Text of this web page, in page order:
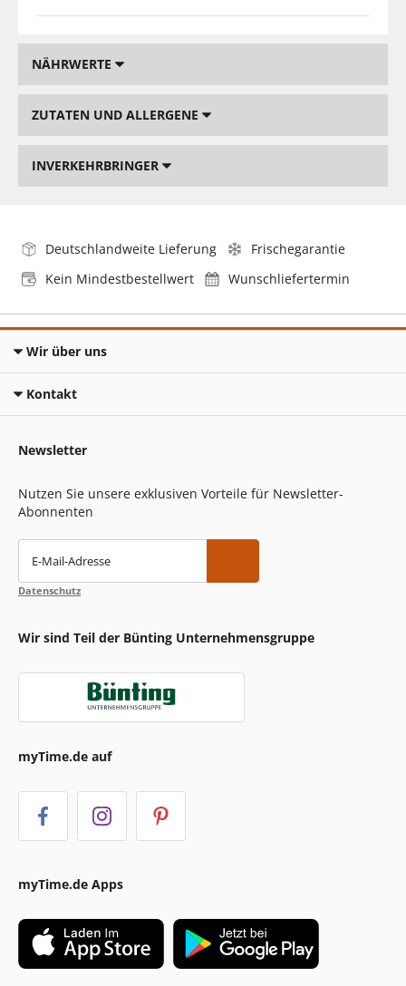
NÄHRWERTE
ZUTATEN UND ALLERGENE
INVERKEHRBRINGER
Deutschlandweite Lieferung
Frischegarantie
Kein Mindestbestellwert
Wunschliefertermin
Wir über uns
Kontakt
Newsletter
Nutzen Sie unsere exklusiven Vorteile für Newsletter-
Abonnenten
E-Mail-Adresse
Datenschutz
Wir sind Teil der Bünting Unternehmensgruppe
myTime.de auf
myTime.de Apps